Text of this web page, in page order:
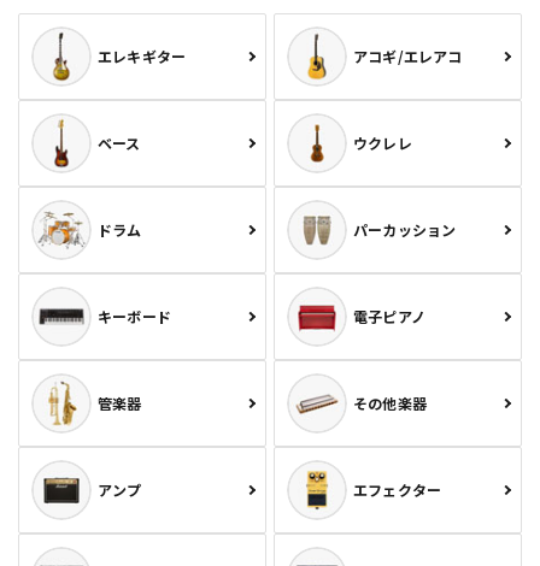
エレキギター アコギ/エレアコ
ベース ウクレレ
ドラム パーカッション
キーボード 電子ピアノ
管楽器 その他楽器
アンプ エフェクター